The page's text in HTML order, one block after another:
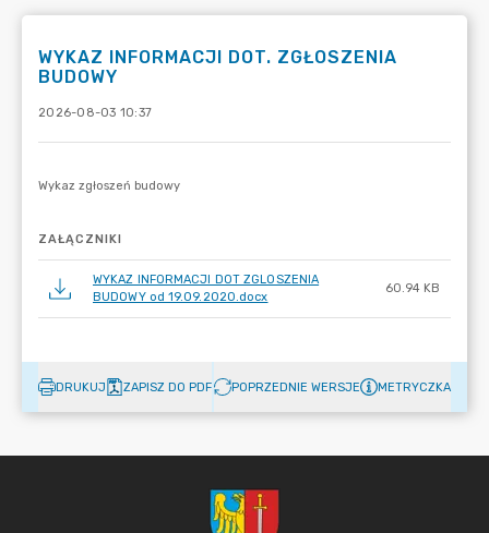
WYKAZ INFORMACJI DOT. ZGŁOSZENIA
BUDOWY
2026-08-03 10:37
ZAŁĄCZNIKI
WYKAZ INFORMACJI DOT ZGLOSZENIA
BUDOWY od 19.09.2020.docx
60.94 KB
DRUKUJ ZAPISZ DO PDF POPRZEDNIE WERSJE METRYCZKA